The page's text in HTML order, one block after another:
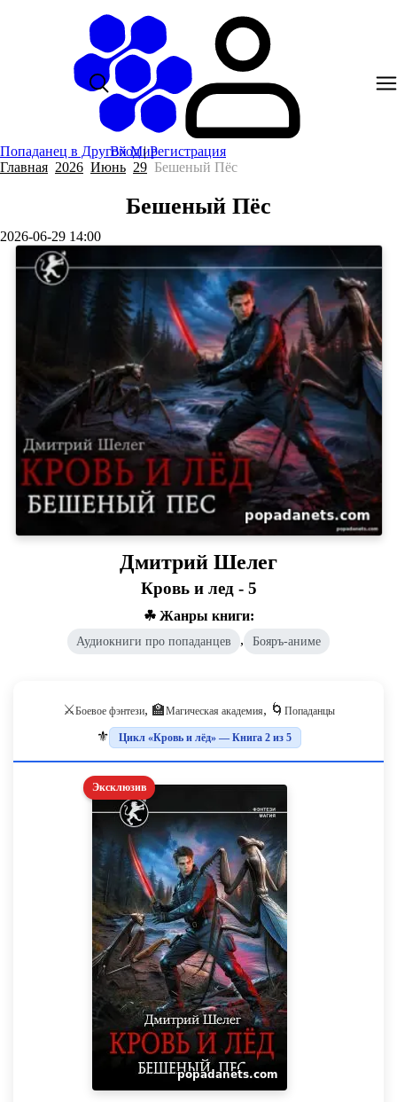
Попаданец в Другой Мир
Вход|Регистрация
Главная 2026 Июнь 29 Бешеный Пёс
Бешеный Пёс
2026-06-29 14:00
Дмитрий Шелег
Кровь и лед - 5
☘ Жанры книги:
Аудиокниги про попаданцев , Бояръ-аниме
⚔️Боевое фэнтези, 🏫Магическая академия, 🌀 Попаданцы
⚜️ Цикл «Кровь и лёд» — Книга 2 из 5
Эксклюзив